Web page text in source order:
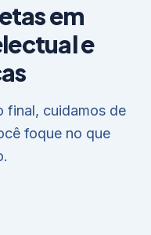
em
e
final, cuidamos de
foque no que